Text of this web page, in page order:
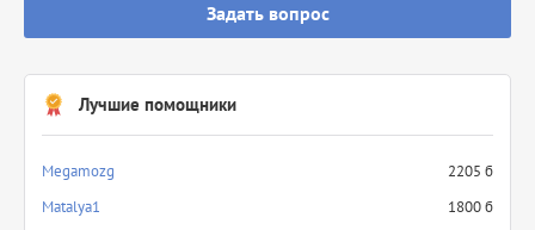
Задать вопрос
Лучшие помощники
Megamozg
2205 б
Matalya1
1800 б